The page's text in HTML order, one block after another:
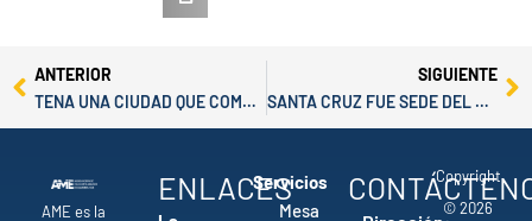
Prev
ANTERIOR
TENA UNA CIUDAD QUE COMBINA BIODIVERSIDAD, HISTORIA Y CULTURA
SIGUIENTE
SANTA CRUZ FUE SEDE DEL ENCUENTRO “LIDERAZGO, ADMINISTRACIÓN Y TURISMO” IMPULSADO POR AME Y UNIR
AME es la
ENLACESServicios
Mesa
Copyright
© 2026